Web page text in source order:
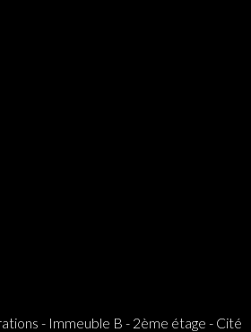
- Immeuble B - 2ème étage - Cité